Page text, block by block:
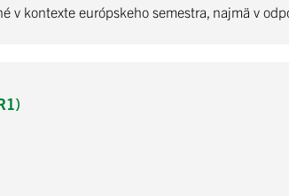
v kontexte európskeho semestra, najmä v